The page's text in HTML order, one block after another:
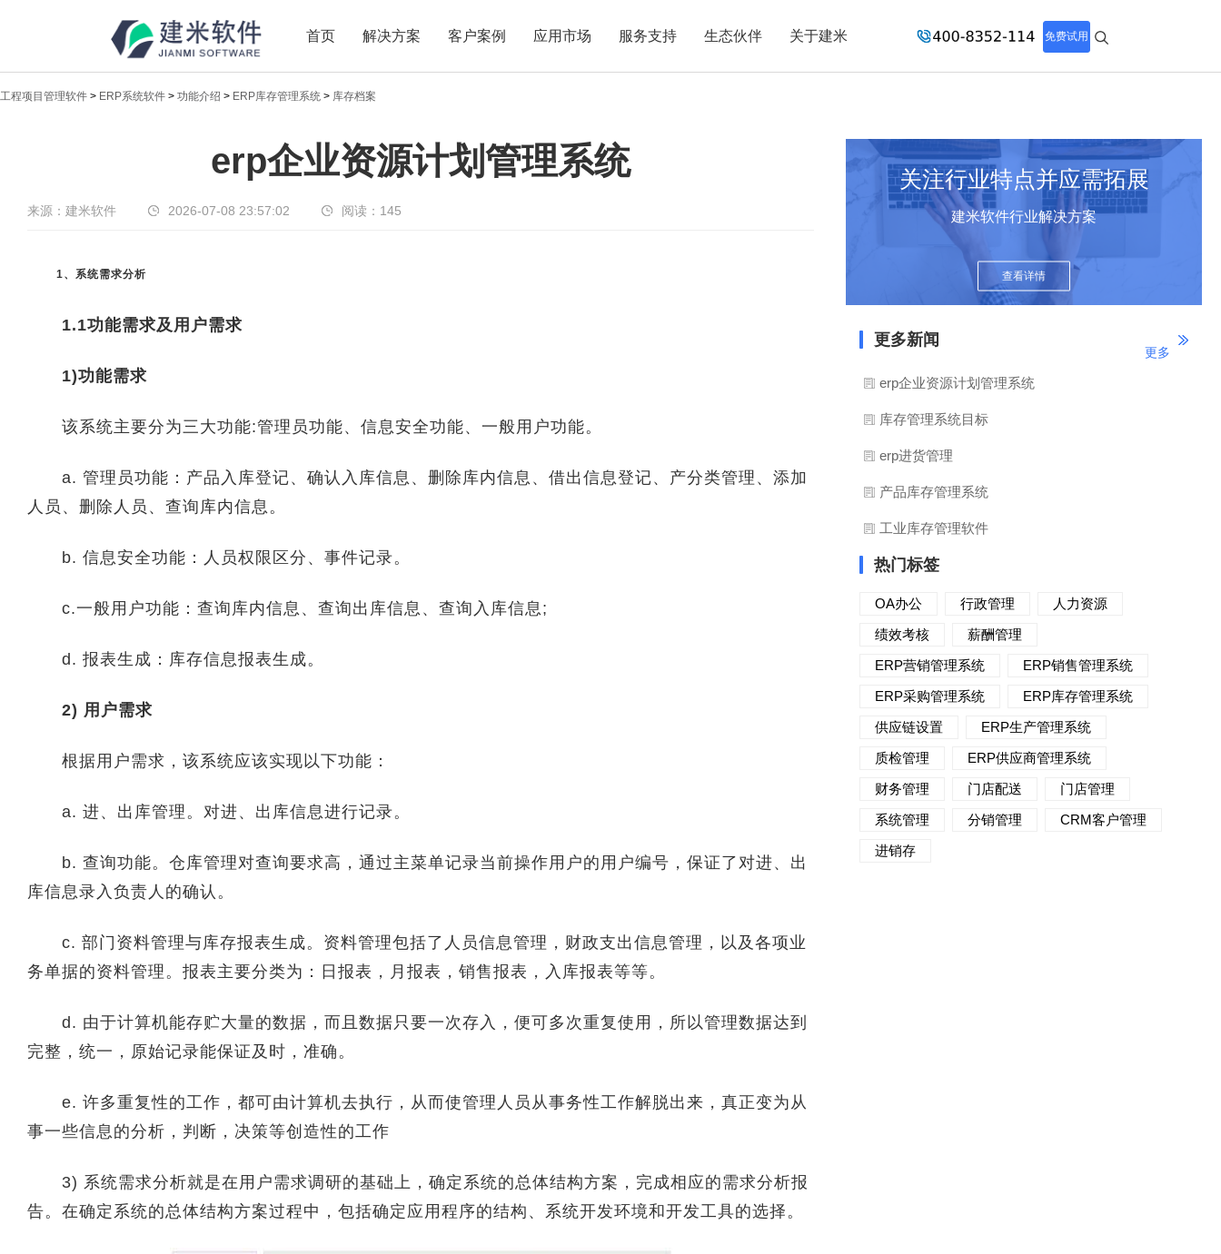
首页 解决方案 客户案例 应用市场 服务支持 生态伙伴 关于建米 免费试用
传递实时热点，共享商业价值
工程项目管理软件 > ERP系统软件 > 功能介绍 > ERP库存管理系统 > 库存档案
erp企业资源计划管理系统
来源：建米软件 2026-07-08 23:57:02 阅读： 145
1、系统需求分析
1.1功能需求及用户需求
1)功能需求
该系统主要分为三大功能:管理员功能、信息安全功能、一般用户功能。
a. 管理员功能：产品入库登记、确认入库信息、删除库内信息、借出信息登记、产分类管理、添加
人员、删除人员、查询库内信息。
b. 信息安全功能：人员权限区分、事件记录。
c.一般用户功能：查询库内信息、查询出库信息、查询入库信息;
d. 报表生成：库存信息报表生成。
2) 用户需求
根据用户需求，该系统应该实现以下功能：
a. 进、出库管理。对进、出库信息进行记录。
b. 查询功能。仓库管理对查询要求高，通过主菜单记录当前操作用户的用户编号，保证了对进、出
库信息录入负责人的确认。
c. 部门资料管理与库存报表生成。资料管理包括了人员信息管理，财政支出信息管理，以及各项业
务单据的资料管理。报表主要分类为：日报表，月报表，销售报表，入库报表等等。
d. 由于计算机能存贮大量的数据，而且数据只要一次存入，便可多次重复使用，所以管理数据达到
完整，统一，原始记录能保证及时，准确。
e. 许多重复性的工作，都可由计算机去执行，从而使管理人员从事务性工作解脱出来，真正变为从
事一些信息的分析，判断，决策等创造性的工作
3) 系统需求分析就是在用户需求调研的基础上，确定系统的总体结构方案，完成相应的需求分析报
告。在确定系统的总体结构方案过程中，包括确定应用程序的结构、系统开发环境和开发工具的选择。
关注行业特点并应需拓展
建米软件行业解决方案
查看详情
更多新闻
更多
erp企业资源计划管理系统
库存管理系统目标
erp进货管理
产品库存管理系统
工业库存管理软件
热门标签
OA办公 行政管理
人力资源
绩效考核
薪酬管理
ERP营销管理系统
ERP销售管理系统
ERP采购管理系统
ERP库存管理系统
供应链设置
ERP生产管理系统
质检管理
ERP供应商管理系统
财务管理
门店配送
门店管理
系统管理
分销管理
CRM客户管理
进销存